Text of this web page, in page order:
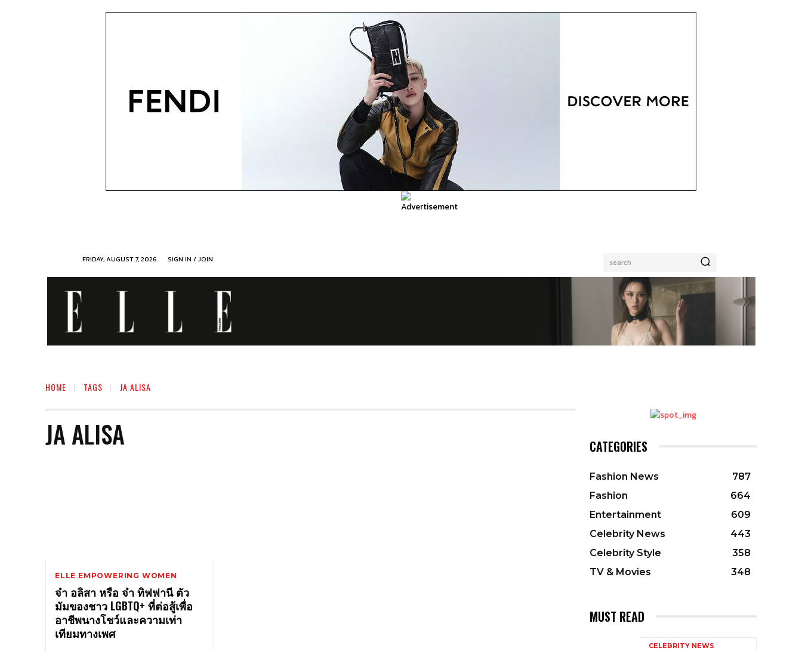
FRIDAY, AUGUST 7, 2026 search
SIGN IN / JOIN
HOME TAGS JA ALISA
JA ALISA
ELLE EMPOWERING WOMEN
จ๋า อลิสา หรือ จ๋า ทิฟฟานี ตัว
มัมของชาว LGBTQ+ ที่ต่อสู้เพื่อ
อาชีพนางโชว์และความเท่า
เทียมทางเพศ
CATEGORIES
Fashion News
787
Fashion
664
Entertainment
609
Celebrity News
443
Celebrity Style
358
TV & Movies
348
MUST READ
CELEBRITY NEWS